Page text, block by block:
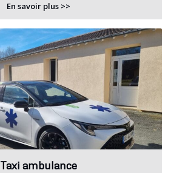
En savoir plus >>
Taxi ambulance